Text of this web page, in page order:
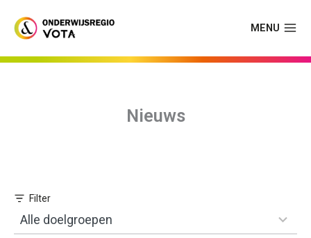
content
MENU
Nieuws
Alle doelgroepen
result